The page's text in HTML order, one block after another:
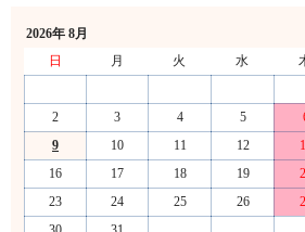
2026年 8月
日
月 火 水
2
3 4 5
9
10 11 12
16
17 18 19
23
24 25 26